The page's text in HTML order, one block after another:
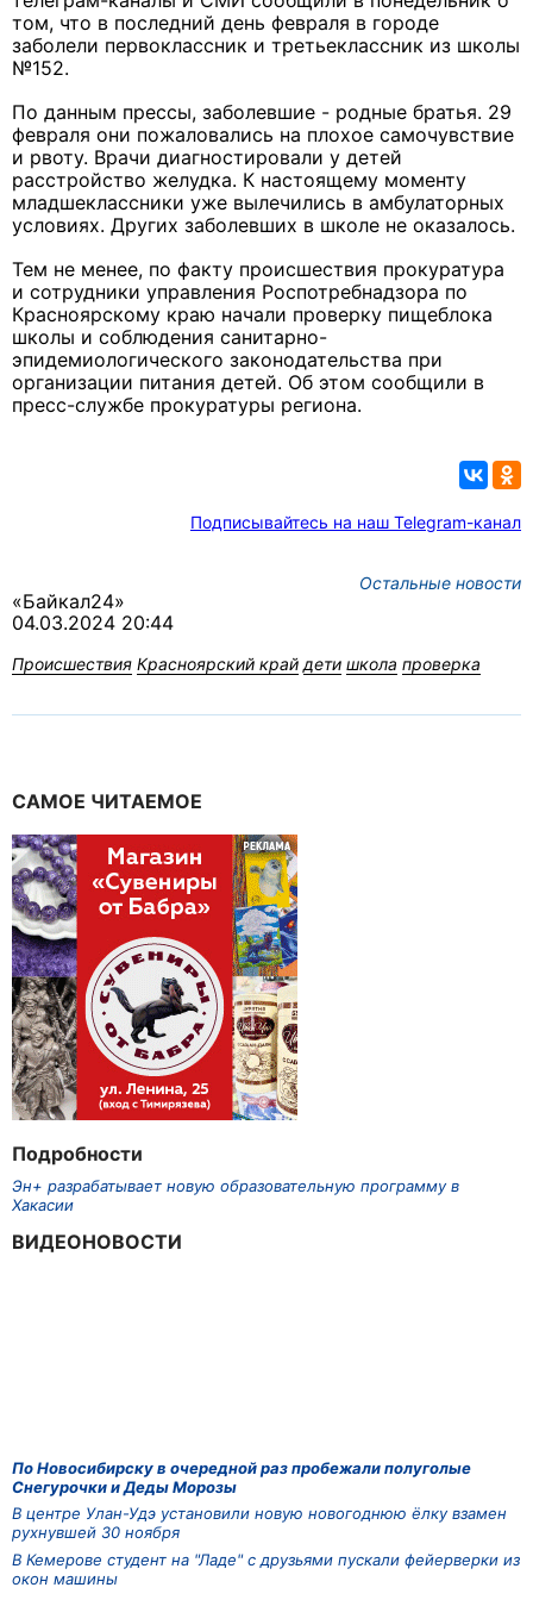
том, что в последний день февраля в городе
заболели первоклассник и третьеклассник из школы
№152.
По данным прессы, заболевшие - родные братья. 29
февраля они пожаловались на плохое самочувствие
и рвоту. Врачи диагностировали у детей
расстройство желудка. К настоящему моменту
младшеклассники уже вылечились в амбулаторных
условиях. Других заболевших в школе не оказалось.
Тем не менее, по факту происшествия прокуратура
и сотрудники управления Роспотребнадзора по
Красноярскому краю начали проверку пищеблока
школы и соблюдения санитарно-
эпидемиологического законодательства при
организации питания детей. Об этом сообщили в
пресс-службе прокуратуры региона.
Подписывайтесь на наш Telegram-канал
Остальные новости
«Байкал24»
04.03.2024 20:44
Происшествия Красноярский край дети школа проверка
САМОЕ ЧИТАЕМОЕ
Подробности
Эн+ разрабатывает новую образовательную программу в
Хакасии
ВИДЕОНОВОСТИ
По Новосибирску в очередной раз пробежали полуголые
Снегурочки и Деды Морозы
В центре Улан-Удэ установили новую новогоднюю ёлку взамен
рухнувшей 30 ноября
В Кемерове студент на "Ладе" с друзьями пускали фейерверки из
окон машины